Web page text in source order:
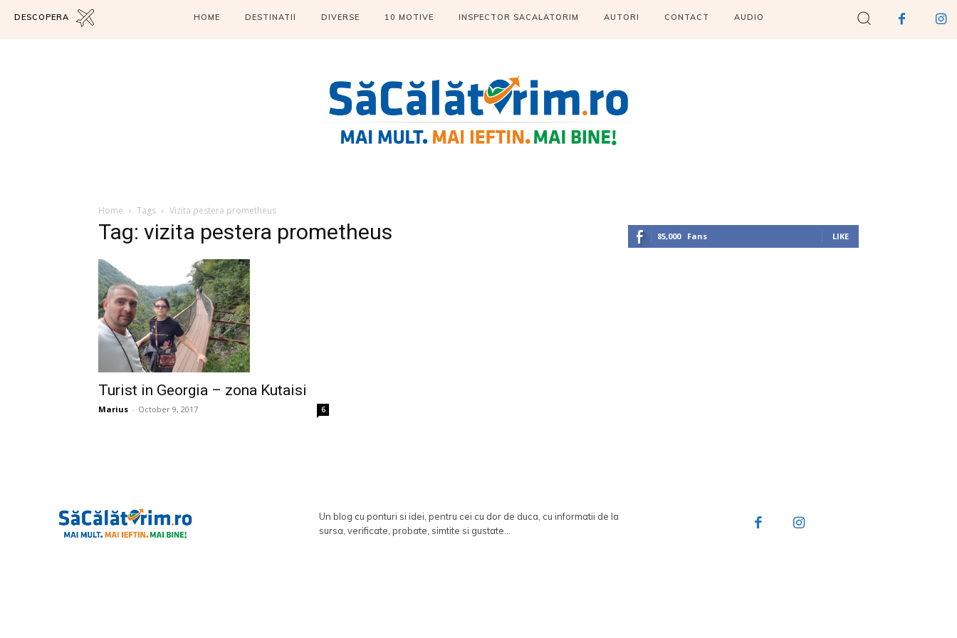
DESCOPERA HOME DESTINATII DIVERSE 10 MOTIVE INSPECTOR SACALATORIM AUTORI CONTACT AUDIO
Home Tags Vizita pestera prometheus
Tag: vizita pestera prometheus
Turist in Georgia – zona Kutaisi
Marius - October 9, 2017 6
85,000 Fans LIKE
Un blog cu ponturi si idei, pentru cei cu dor de duca, cu informatii de la
sursa, verificate, probate, simtite si gustate...